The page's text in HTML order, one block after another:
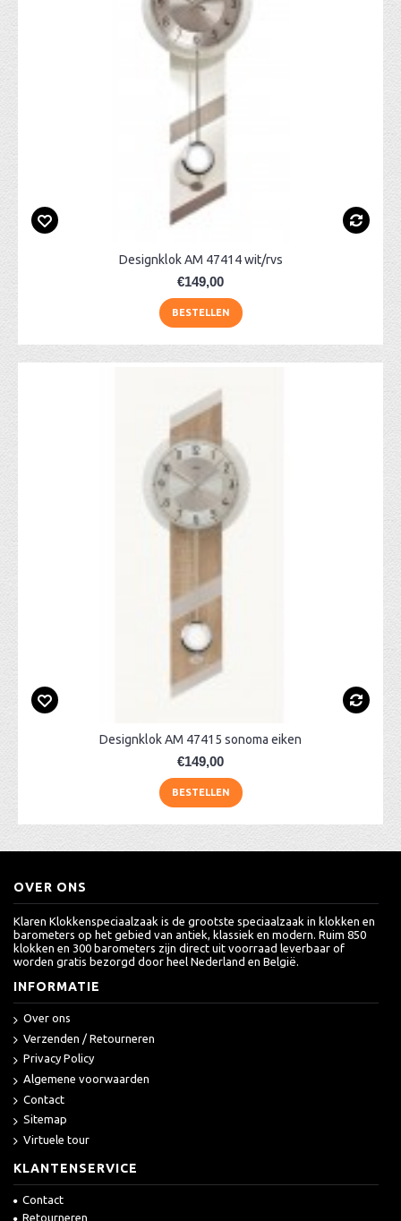
Designklok AM 47414 wit/rvs
€149,00
BESTELLEN
Designklok AM 47415 sonoma eiken
€149,00
BESTELLEN
OVER ONS
Klaren Klokkenspeciaalzaak is de grootste speciaalzaak in klokken en
barometers op het gebied van antiek, klassiek en modern. Ruim 850
klokken en 300 barometers zijn direct uit voorraad leverbaar of
worden gratis bezorgd door heel Nederland en België.
INFORMATIE
Over ons
Verzenden / Retourneren
Privacy Policy
Algemene voorwaarden
Contact
Sitemap
Virtuele tour
KLANTENSERVICE
Contact
Retourneren